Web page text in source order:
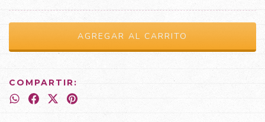
COMPARTIR: